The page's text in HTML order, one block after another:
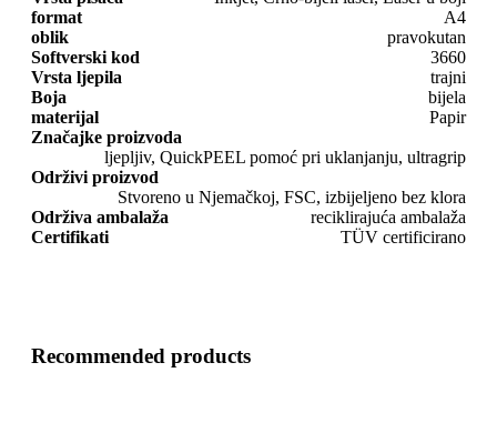
format
A4
oblik
pravokutan
Softverski kod
3660
Vrsta ljepila
trajni
Boja
bijela
materijal
Papir
Značajke proizvoda
ljepljiv, QuickPEEL pomoć pri uklanjanju, ultragrip
Održivi proizvod
Stvoreno u Njemačkoj, FSC, izbijeljeno bez klora
Održiva ambalaža
reciklirajuća ambalaža
Certifikati
TÜV certificirano
Recommended products